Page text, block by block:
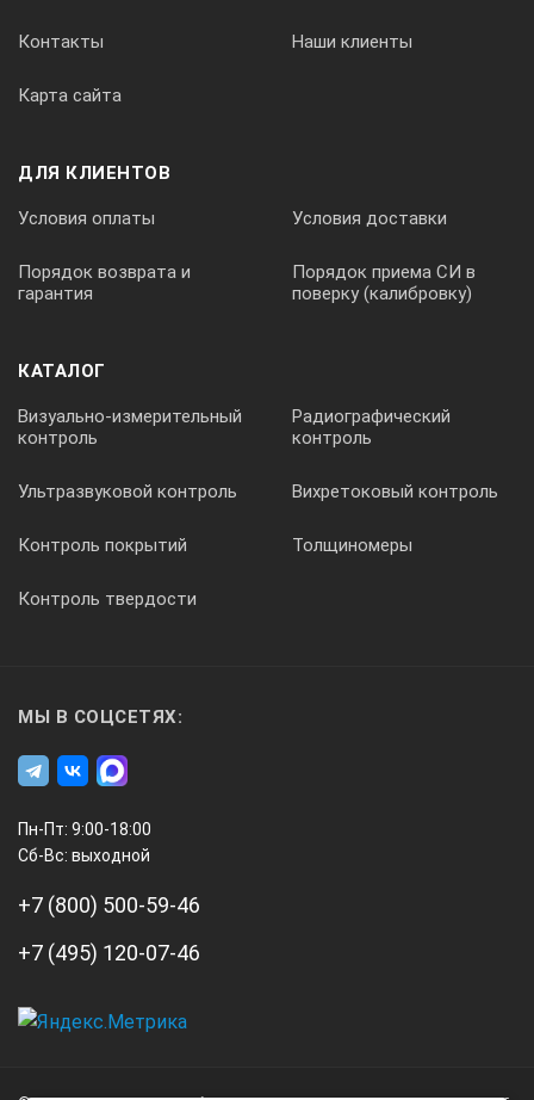
0,135 мм/сек до критической длины волны: 0,25 мм
1 мм/сек до критической длины волны: 2,5 мм
Цифровой фильтр
RC, PC-RC, GAUSS, D-P
Принцип измерения
Индуктивный
от 6,0 мм, max. глубина 15 мм
Комплект поставки Lasertech RaT 12:
1 x профилометр Lasertech RaT 12,
1 x датчик,
1 x аккумулятор,
1 x отвертка,
Контакты Наши клиенты
Карта сайта
ДЛЯ КЛИЕНТОВ
Условия оплаты Условия доставки
Порядок возврата и
гарантия
Порядок приема СИ в
поверку (калибровку)
КАТАЛОГ
Визуально-измерительный
контроль
Радиографический
контроль
Ультразвуковой контроль Вихретоковый контроль
Контроль покрытий Толщиномеры
Контроль твердости
МЫ В СОЦСЕТЯХ:
Пн-Пт: 9:00-18:00
Сб-Вс: выходной
+7 (800) 500-59-46
+7 (495) 120-07-46